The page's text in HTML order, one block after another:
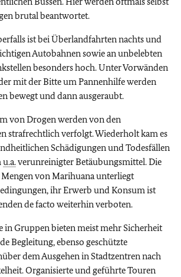
brutal beantwortet.
ist bei Überlandfahrten nachts und
Autobahnen sowie an unbelebten
besonders hoch. Unter Vorwänden
mit der Bitte um Pannenhilfe werden
bewegt und dann ausgeraubt.
von Drogen werden von den
strafrechtlich verfolgt. Wiederholt kam es
Schädigungen und Todesfällen
u.a.verunreinigter Betäubungsmittel. Die
von Marihuana unterliegt
ihr Erwerb und Konsum ist
de facto weiterhin verboten.
in Gruppen bieten meist mehr Sicherheit
Begleitung, ebenso geschützte
dem Ausgehen in Stadtzentren nach
Organisierte und geführte Touren